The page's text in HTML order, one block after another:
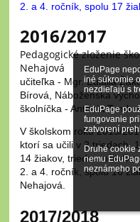
EduPage
iné súkromie
nezdieľajú s
EduPage
fungovanie
zatvorení
Druhé cookie
nemu
neznámeho
2. a 4. ročník, spolu 17
2016/2017
Pedagogické zloženie
Nehajová
učiteľka - Mgr. Eulália
Bírová, Náboženská
školníčka - Antónia
V školskom roku 2015/
ktorí sa učili v 2 triedach.
14 žiakov, triedna
2. a 4. ročník, spolu 16
Nehajová.
2017/2018